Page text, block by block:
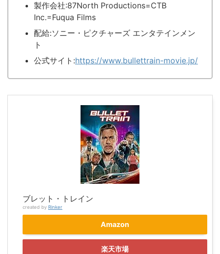
製作会社:87North Productions=CTB
Inc.=Fuqua Films
配給:ソニー・ピクチャーズ エンタテインメン
ト
公式サイト:https://www.bullettrain-movie.jp/
ブレット・トレイン
created by Rinker
Amazon
楽天市場